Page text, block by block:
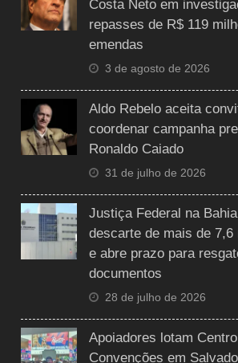
Costa Neto em
repasses de R$ 119
emendas
3 de agosto de 2026
Aldo Rebelo aceita
coordenar campanha
Ronaldo Caiado
31 de julho de 2026
Justiça Federal na
descarte de mais de
e abre prazo para
documentos
28 de julho de 2026
Apoiadores lotam
Convenções em